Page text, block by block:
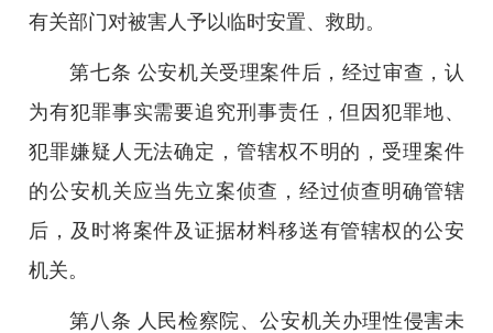
有关部门对被害人予以临时安置、救助。
第七条 公安机关受理案件后，经过审查，认
为有犯罪事实需要追究刑事责任，但因犯罪地、
犯罪嫌疑人无法确定，管辖权不明的，受理案件
的公安机关应当先立案侦查，经过侦查明确管辖
后，及时将案件及证据材料移送有管辖权的公安
机关。
第八条 人民检察院、公安机关办理性侵害未